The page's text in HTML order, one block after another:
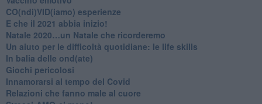
CO(ndi)VID(iamo) esperienze
​E che il 2021 abbia inizio!
​Natale 2020…un Natale che ricorderemo
Un aiuto per le difficoltà quotidiane: le life skills
​In balia delle ond(ate)
Giochi pericolosi
Innamorarsi al tempo del Covid
​Relazioni che fanno male al cuore